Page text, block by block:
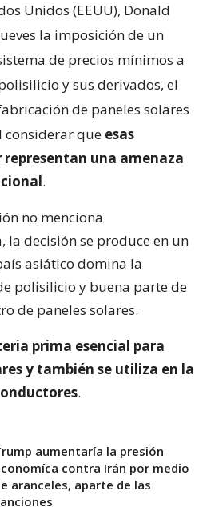
Unidos (EEUU), Donald
la imposición de un
de precios mínimos a
y sus derivados, el
de paneles solares
considerar que esas
una amenaza
.
no menciona
la decisión se produce en un
asiático domina la
polisilicio y buena parte de
de paneles solares.
prima esencial para
y también se utiliza en la
.
aumentaría la presión
contra Irán por medio
aranceles, aparte de las